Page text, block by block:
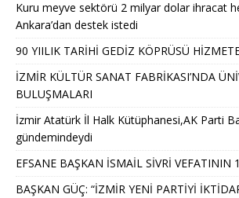
Kuru meyve sektörü 2 milyar dolar ihracat
Ankara’dan destek istedi
90 YIILIK TARİHİ GEDİZ KÖPRÜSÜ
İZMİR KÜLTÜR SANAT FABRİKASI’NDA
BULUŞMALARI
İzmir Atatürk İl Halk Kütüphanesi,AK Parti
gündemindeydi
EFSANE BAŞKAN İSMAİL SİVRİ
BAŞKAN GÜÇ: “İZMİR YENİ PARTİYİ